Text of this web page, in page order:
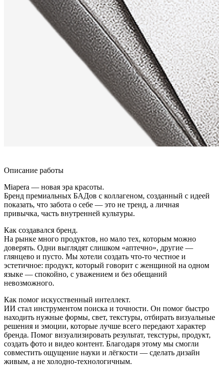
Описание работы
Miapera — новая эра красоты.
Бренд премиальных БАДов с коллагеном, созданный с идеей
показать, что забота о себе — это не тренд, а личная
привычка, часть внутренней культуры.
Как создавался бренд.
На рынке много продуктов, но мало тех, которым можно
доверять. Одни выглядят слишком «аптечно», другие —
глянцево и пусто. Мы хотели создать что-то честное и
эстетичное: продукт, который говорит с женщиной на одном
языке — спокойно, с уважением и без обещаний
невозможного.
Как помог искусственный интеллект.
ИИ стал инструментом поиска и точности. Он помог быстро
находить нужные формы, свет, текстуры, отбирать визуальные
решения и эмоции, которые лучше всего передают характер
бренда. Помог визуализировать результат, текстуры, продукт,
создать фото и видео контент. Благодаря этому мы смогли
совместить ощущение науки и лёгкости — сделать дизайн
живым, а не холодно-технологичным.